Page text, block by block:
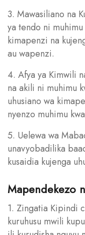
3. Mawasiliano na
ya tendo ni
kimapenzi na
au wapenzi.
4. Afya ya Kimwili
na akili ni muhimu
uhusiano wa
nyenzo muhimu
5. Uelewa wa
unavyobadilika
kusaidia kujenga
Mapendekezo
1. Zingatia Kipindi
kuruhusu mwili